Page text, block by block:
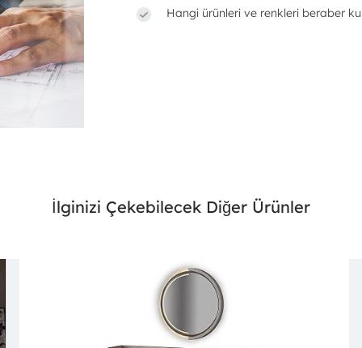
Hangi ürünleri ve renkleri beraber
İlginizi Çekebilecek Diğer Ürünler